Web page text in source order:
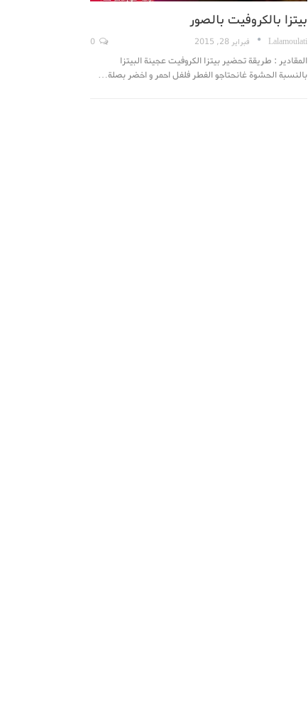
بيتزا بالكروفيت بالصور
Lalamoulati فبراير 28, 2015
المقادير : طريقة تحضير بيتزا الكروفيت عجينة البيتزا
بالنسبة الحشوة غانحتاجو الفطر فلفل احمر و اخضر بصلة…